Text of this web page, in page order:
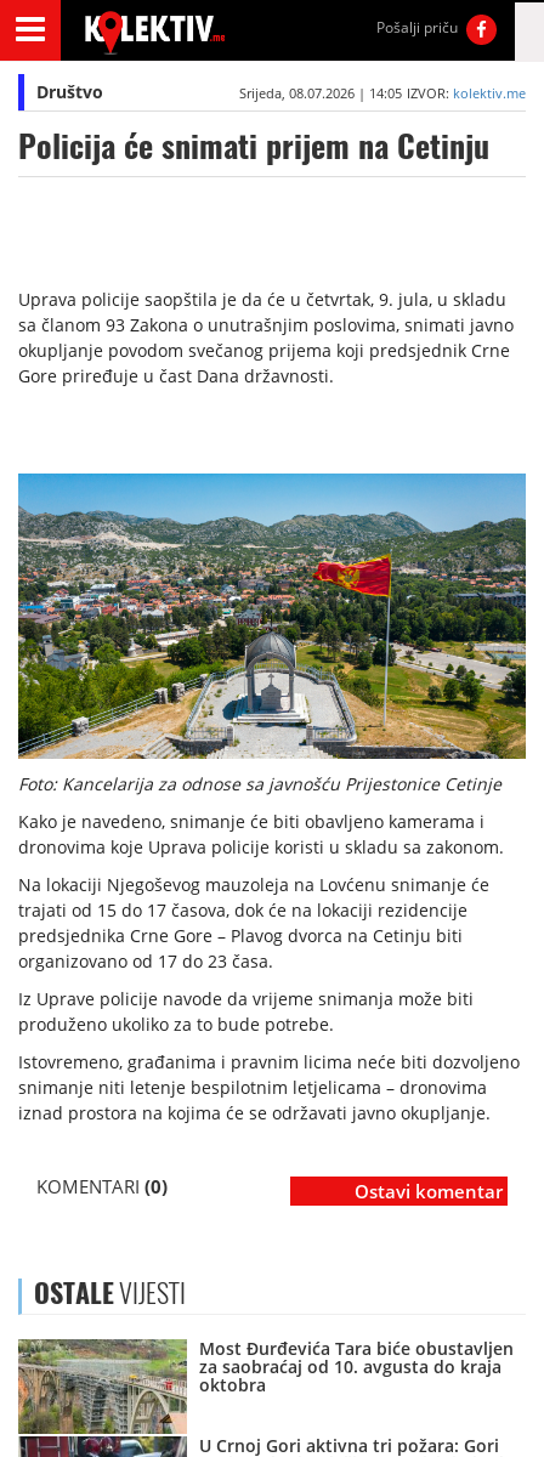
Pošalji priču
Društvo Srijeda, 08.07.2026 | 14:05 IZVOR: kolektiv.me
Policija će snimati prijem na Cetinju
Uprava policije saopštila je da će u četvrtak, 9. jula, u skladu
sa članom 93 Zakona o unutrašnjim poslovima, snimati javno
okupljanje povodom svečanog prijema koji predsjednik Crne
Gore priređuje u čast Dana državnosti.
Foto: Kancelarija za odnose sa javnošću Prijestonice Cetinje
Kako je navedeno, snimanje će biti obavljeno kamerama i
dronovima koje Uprava policije koristi u skladu sa zakonom.
Na lokaciji Njegoševog mauzoleja na Lovćenu snimanje će
trajati od 15 do 17 časova, dok će na lokaciji rezidencije
predsjednika Crne Gore – Plavog dvorca na Cetinju biti
organizovano od 17 do 23 časa.
Iz Uprave policije navode da vrijeme snimanja može biti
produženo ukoliko za to bude potrebe.
Istovremeno, građanima i pravnim licima neće biti dozvoljeno
snimanje niti letenje bespilotnim letjelicama – dronovima
iznad prostora na kojima će se održavati javno okupljanje.
KOMENTARI (0) Ostavi komentar
OSTALEVIJESTI
Most Đurđevića Tara biće obustavljen
za saobraćaj od 10. avgusta do kraja
oktobra
U Crnoj Gori aktivna tri požara: Gori